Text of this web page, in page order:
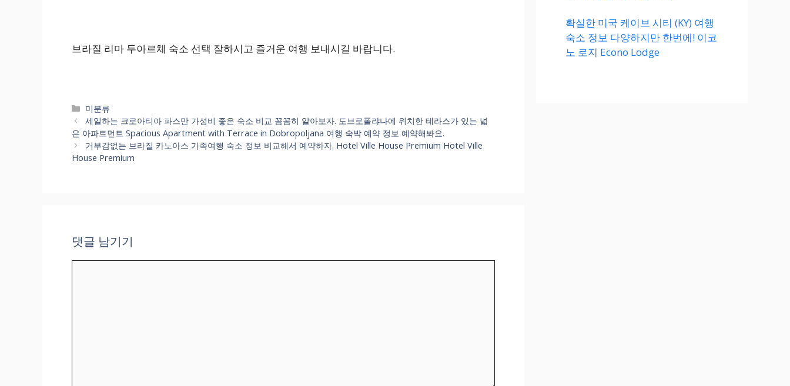
브라질 리마 두아르체 숙소 선택 잘하시고 즐거운 여행 보내시길 바랍니다.
카
테
고
리
미분류
세일하는 크로아티아 파스만 가성비 좋은 숙소 비교 꼼꼼히 알아보자. 도브로폴랴나에 위치한 테라스가 있는 넓
은 아파트먼트 Spacious Apartment with Terrace in Dobropoljana 여행 숙박 예약 정보 예약해봐요.
거부감없는 브라질 카노아스 가족여행 숙소 정보 비교해서 예약하자. Hotel Ville House Premium Hotel Ville
House Premium
댓글 남기기
확실한 미국 케이브 시티 (KY) 여행
숙소 정보 다양하지만 한번에! 이코
노 로지 Econo Lodge